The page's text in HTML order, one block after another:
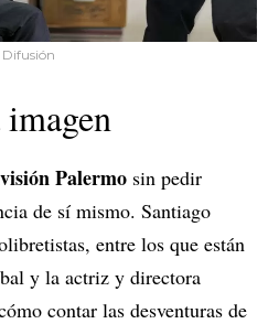
Difusión
Palermo sin pedir
de sí mismo. Santiago
entre los que están
y la actriz y directora
contar las desventuras de